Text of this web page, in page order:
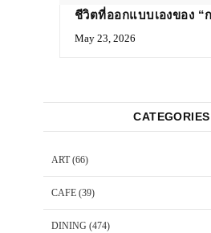
ชีวิตที่ออกแบบเองของ “
May 23, 2026
CATEGORIES
ART(66)
CAFE (39)
DINING (474)